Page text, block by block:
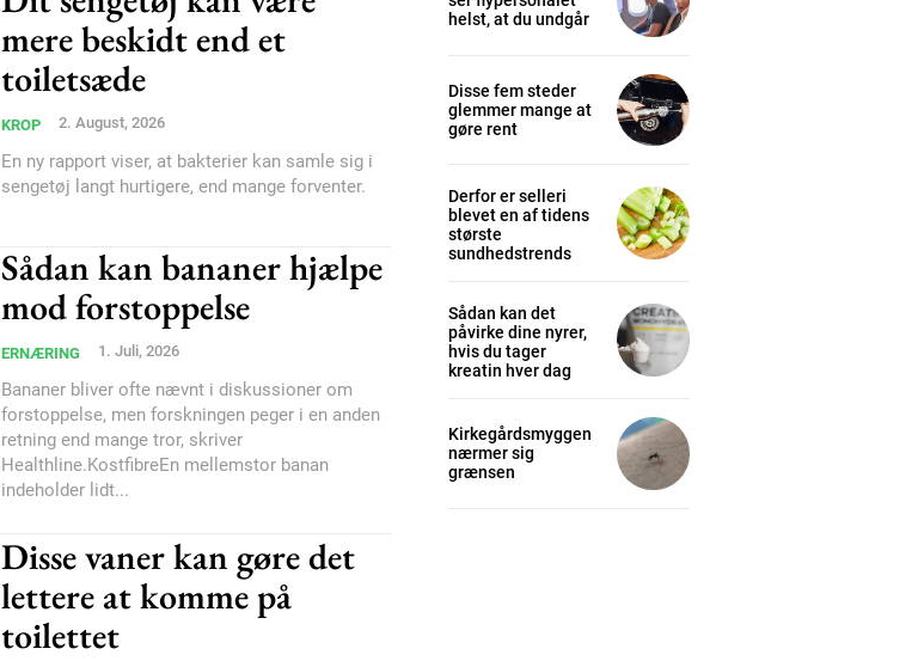
mere beskidt end et
toiletsæde
KROP 2. August, 2026
En ny rapport viser, at bakterier kan samle sig i
sengetøj langt hurtigere, end mange forventer.
Sådan kan bananer hjælpe
mod forstoppelse
ERNÆRING 1. Juli, 2026
Bananer bliver ofte nævnt i diskussioner om
forstoppelse, men forskningen peger i en anden
retning end mange tror, skriver
Healthline.KostfibreEn mellemstor banan
indeholder lidt...
Disse vaner kan gøre det
lettere at komme på
toilettet
helst, at du undgår
Disse fem steder
glemmer mange at
gøre rent
Derfor er selleri
blevet en af tidens
største
sundhedstrends
Sådan kan det
påvirke dine nyrer,
hvis du tager
kreatin hver dag
Kirkegårdsmyggen
nærmer sig
grænsen